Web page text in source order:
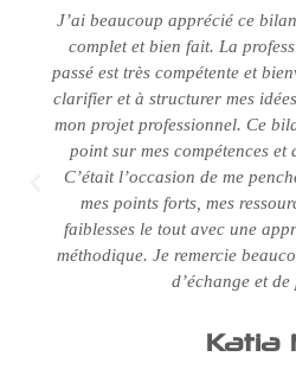
J’ai beaucoup apprécié ce
complet et bien fait. La
passé est très compétente et
clarifier et à structurer mes
mon projet professionnel. Ce
point sur mes compétences et
C’était l’occasion de me
mes points forts, mes
faiblesses le tout avec une
méthodique. Je remercie
d’échange et
Katia